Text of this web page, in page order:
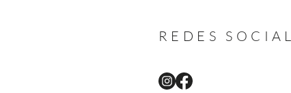
REDES